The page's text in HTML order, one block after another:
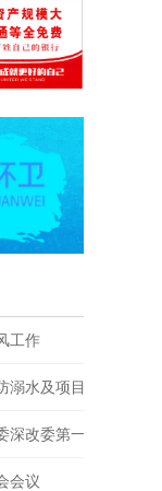
工作
水及项目建设工作
深改委第一次会议
会议